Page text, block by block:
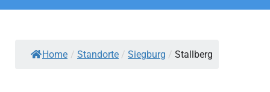
Home / Standorte / Siegburg / Stallberg